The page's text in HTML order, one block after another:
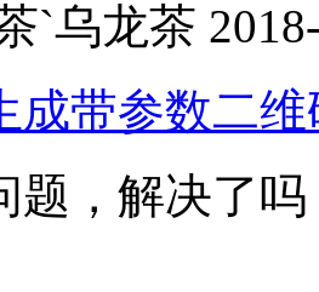
`乌龙茶
成带参数二
题，解决了吗